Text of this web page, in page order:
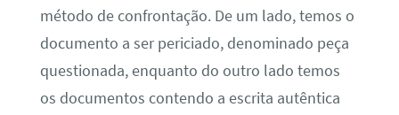
método de confrontação. De um lado, temos o
documento a ser periciado, denominado peça
questionada, enquanto do outro lado temos
os documentos contendo a escrita autêntica